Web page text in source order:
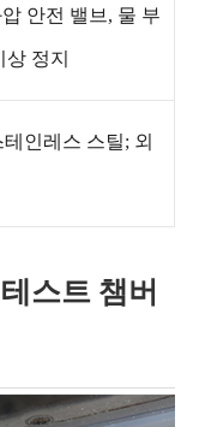
안전 밸브, 물 부
정지
인레스 스틸; 외
스트 챔버